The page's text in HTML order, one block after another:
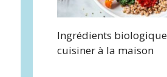
Ingrédients
cuisiner à la maison